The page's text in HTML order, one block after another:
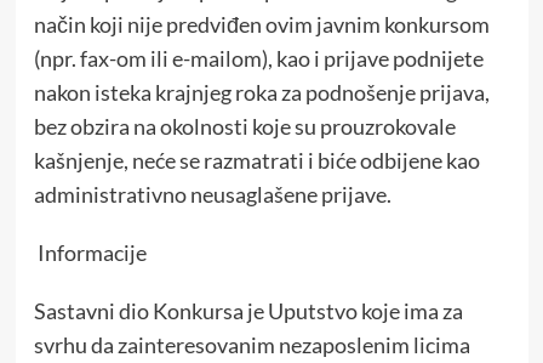
način koji nije predviđen ovim javnim konkursom
(npr. fax-om ili e-mailom), kao i prijave podnijete
nakon isteka krajnjeg roka za podnošenje prijava,
bez obzira na okolnosti koje su prouzrokovale
kašnjenje, neće se razmatrati i biće odbijene kao
administrativno neusaglašene prijave.
Informacije
Sastavni dio Konkursa je Uputstvo koje ima za
svrhu da zainteresovanim nezaposlenim licima